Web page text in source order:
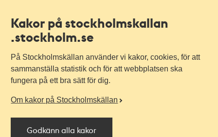
Kakor på stockholmskallan
.stockholm.se
På Stockholmskällan använder vi kakor, cookies, för att
sammanställa statistik och för att webbplatsen ska
fungera på ett bra sätt för dig.
Om kakor på Stockholmskällan
Godkänn alla kakor